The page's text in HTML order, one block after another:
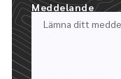
Meddelande